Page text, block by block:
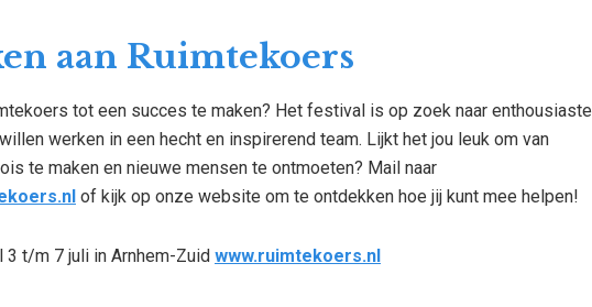
aan Ruimtekoers
tot een succes te maken? Het festival is op zoek naar enthousiaste
werken in een hecht en inspirerend team. Lijkt het jou leuk om van
te maken en nieuwe mensen te ontmoeten? Mail naar
of kijk op onze website om te ontdekken hoe jij kunt mee helpen!
3 t/m 7 juli in Arnhem-Zuid www.ruimtekoers.nl